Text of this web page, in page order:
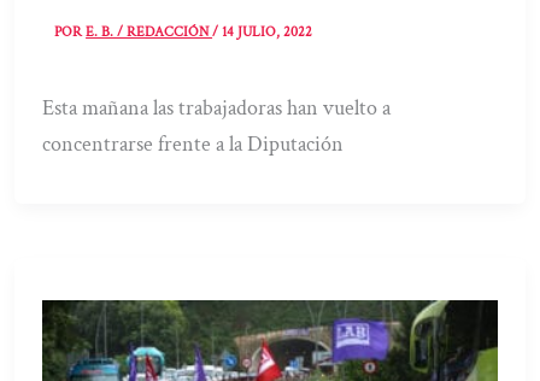
PORE. B. / REDACCIÓN/14 JULIO, 2022
Esta mañana las trabajadoras han vuelto a
concentrarse frente a la Diputación